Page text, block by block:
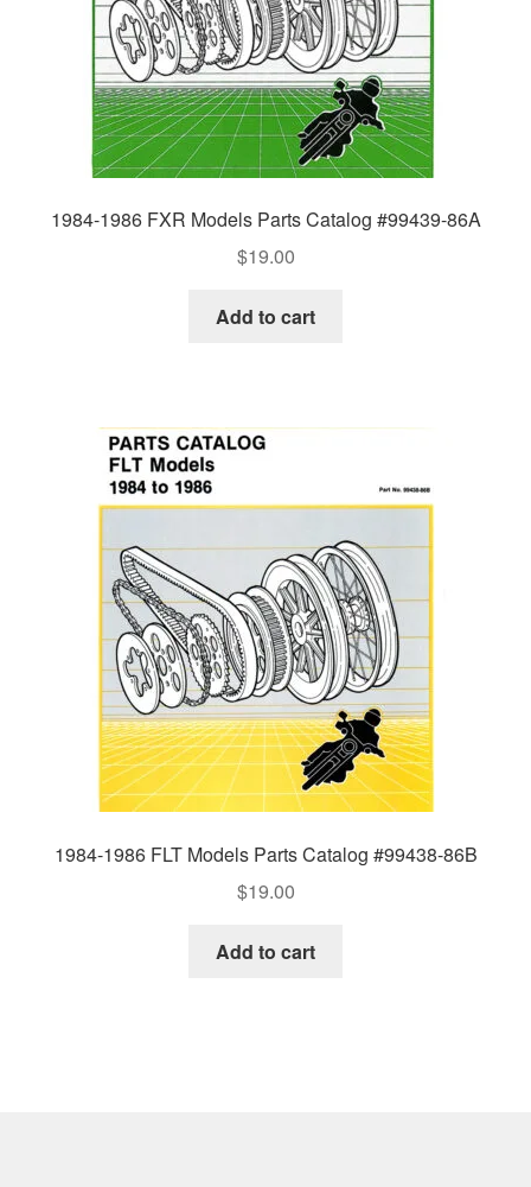
1984-1986 FXR Models Parts Catalog #99439-86A
$19.00
Add to cart
1984-1986 FLT Models Parts Catalog #99438-86B
$19.00
Add to cart